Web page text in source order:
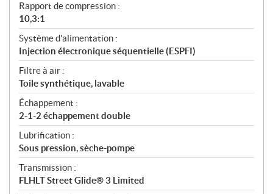
Rapport de compression :
10,3:1
Système d'alimentation :
Injection électronique séquentielle (ESPFI)
Filtre à air :
Toile synthétique, lavable
Échappement :
2-1-2 échappement double
Lubrification :
Sous pression, sèche-pompe
Transmission :
FLHLT Street Glide® 3 Limited